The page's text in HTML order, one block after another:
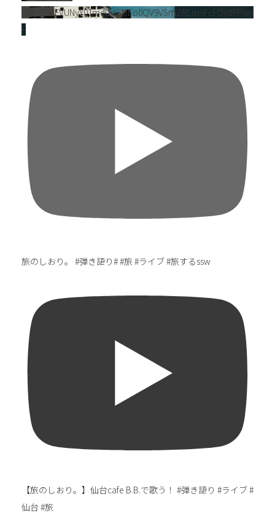
VVVnY3dFVUNyY01mdDdGMEo0QV9VSmZRLm9FcFQydFFYejl
F
旅のしおり。 #弾き語り# #旅 #ライブ #旅するssw
【旅のしおり。】仙台cafe B.B.で歌う！ #弾き語り #ライブ #
仙台 #旅